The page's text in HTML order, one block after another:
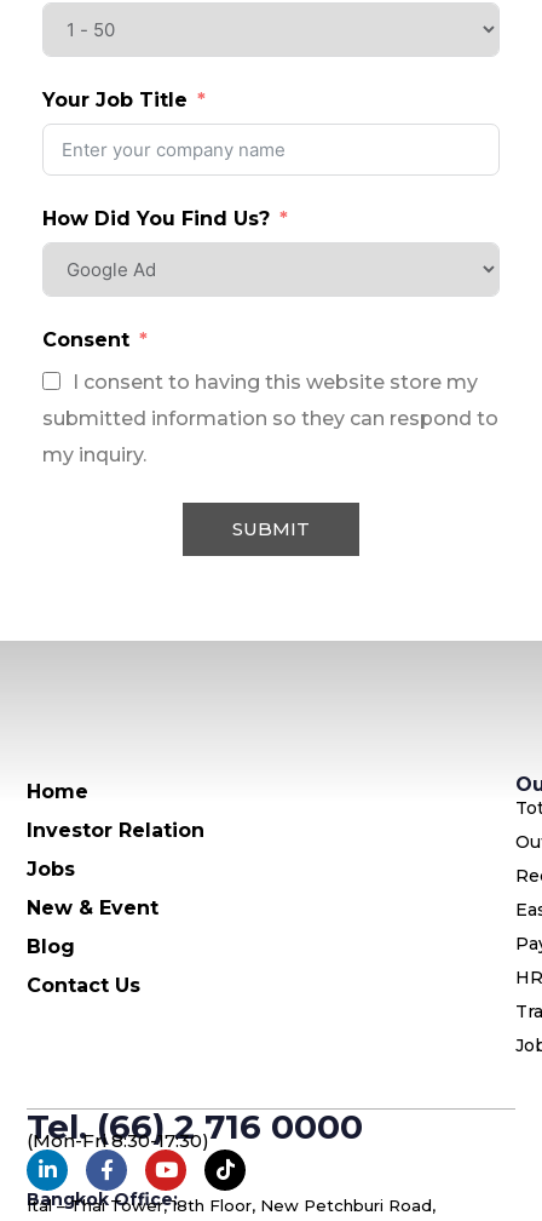
Your Job Title
How Did You Find Us?
Consent
I consent to having this website store my
submitted information so they can respond to
my inquiry.
SUBMIT
Home
Investor Relation
Jobs
New & Event
Blog
Contact Us
Tel. (66) 2 716 0000
(Mon-Fri 8:30-17:30)
Bangkok Office:
Ital – Thai Tower, 18th Floor, New Petchburi Road,